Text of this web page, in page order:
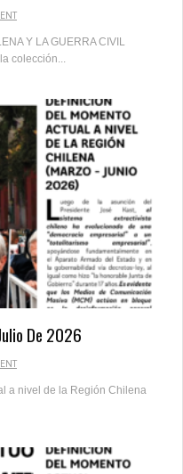
Y LA GUERRA CIVIL
colección...
De 2026
a nivel de la Región Chilena